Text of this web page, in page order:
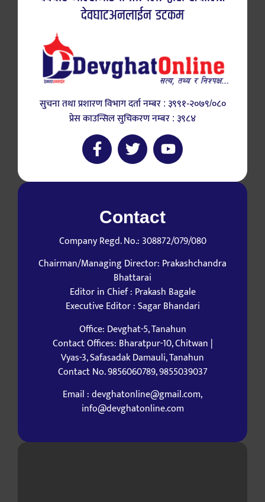
देवघाटअनलाईन डटकम
सुचना तथा प्रशारण विभाग दर्ता नम्बर : ३९९१-२०७९/०८०
प्रेस काउन्सिल सुचिकरण नम्बर : ३९८४
Contact
Company Regd. No.: 308872/079/080
Chairman/Managing Director: Prakashchandra
Bhattarai
Editor in Chief : Prakash Bagale
Executive Editor : Sagar Bhandari
Office: Devghat-5, Tanahun
Contact Offices: Bharatpur-10, Chitwan |
Vyas-3, Safasadak Damauli, Tanahun
Contact No. 9856060789, 9855039037
Email : devghatonline@gmail.com,
info@devghatonline.com